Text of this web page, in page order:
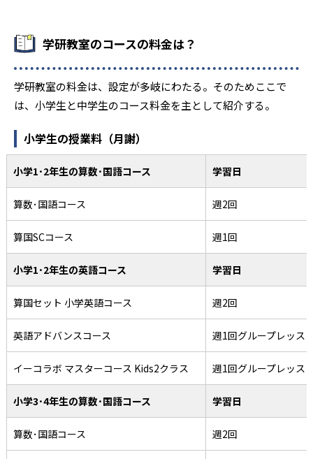
学研教室のコースの料金は？
学研教室の料金は、設定が多岐にわたる。そのためここで
は、小学生と中学生のコース料金を主として紹介する。
小学生の授業料（月謝）
小学1･2年生の算数･国語コース 学習日
算数･国語コース 週2回
算国SCコース 週1回
小学1･2年生の英語コース 学習日
算国セット 小学英語コース 週2回
英語アドバンスコース 週1回グループレッス
イーコラボ マスターコース Kids2クラス 週1回グループレッス
小学3･4年生の算数･国語コース 学習日
算数･国語コース 週2回